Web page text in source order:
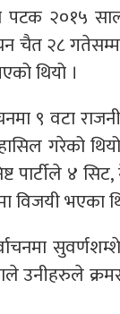
पटक २०१५
चैत २८
थियो ।
९ वटा
गरेको
पार्टीले ४
विजयी भएका
उनीहरुले